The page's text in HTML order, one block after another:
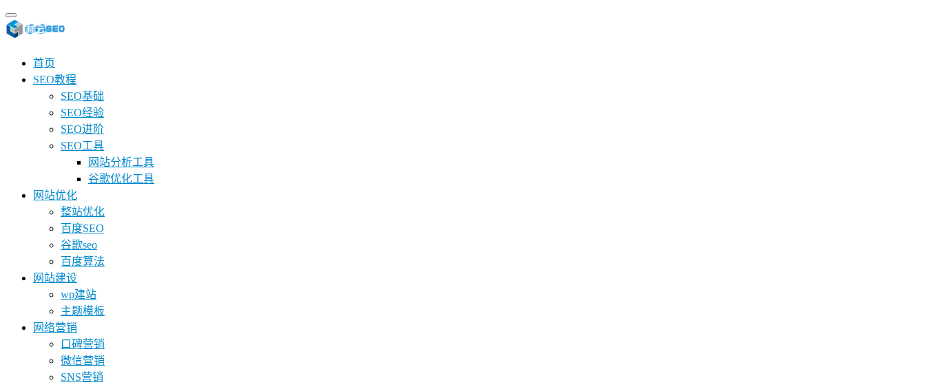
首页
SEO教程
SEO基础
SEO经验
SEO进阶
SEO工具
网站分析工具
谷歌优化工具
网站优化
整站优化
百度SEO
谷歌seo
百度算法
网站建设
wp建站
主题模板
网络营销
口碑营销
微信营销
SNS营销